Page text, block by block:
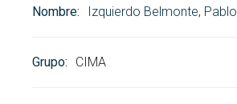
Izquierdo Belmonte, Pablo
CIMA